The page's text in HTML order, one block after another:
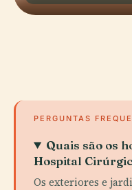
PERGUNTAS
Quais são os
Hospital
Os exteriores e